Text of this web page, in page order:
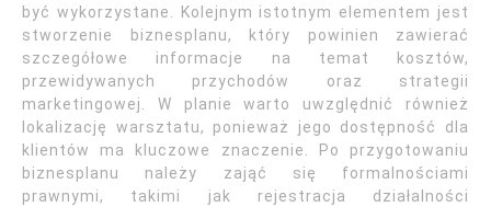
być wykorzystane. Kolejnym istotnym elementem jest
stworzenie biznesplanu, który powinien zawierać
szczegółowe informacje na temat kosztów,
przewidywanych przychodów oraz strategii
marketingowej. W planie warto uwzględnić również
lokalizację warsztatu, ponieważ jego dostępność dla
klientów ma kluczowe znaczenie. Po przygotowaniu
biznesplanu należy zająć się formalnościami
prawnymi, takimi jak rejestracja działalności